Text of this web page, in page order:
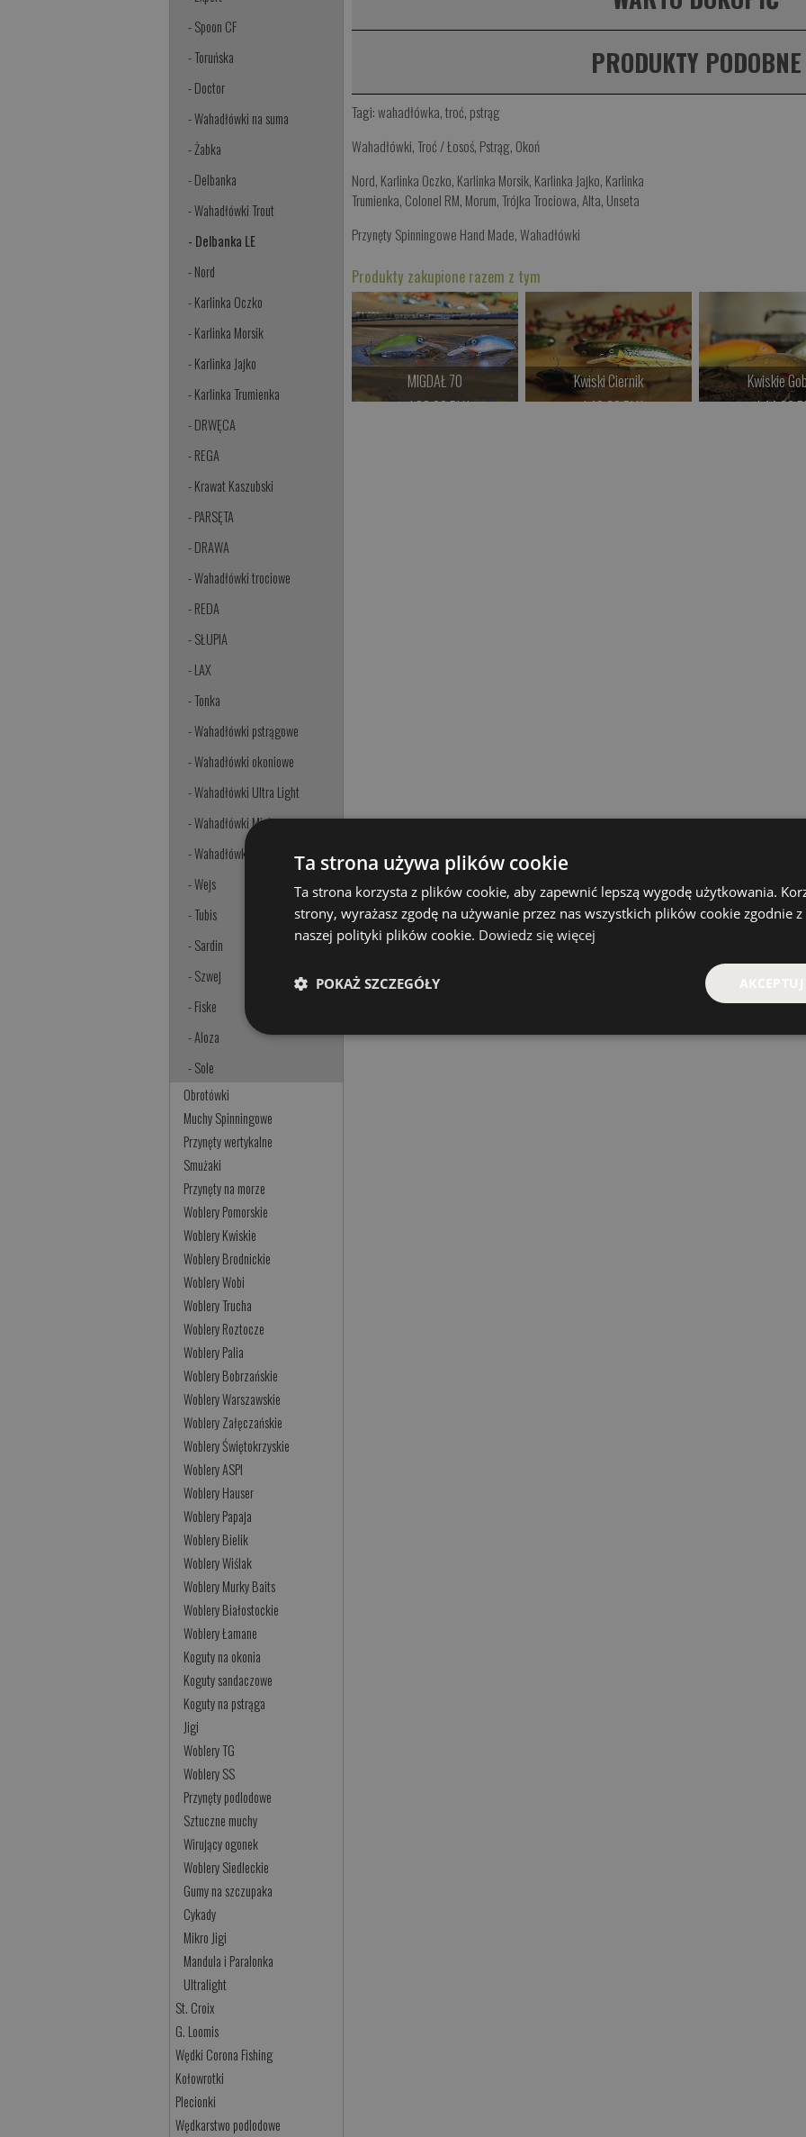
- Spoon CF
- Toruńska
- Doctor
- Wahadłówki na suma
- Żabka
- Delbanka
- Wahadłówki Trout
- Delbanka LE
- Nord
- Karlinka Oczko
- Karlinka Morsik
- Karlinka Jajko
- Karlinka Trumienka
- DRWĘCA
- REGA
- Krawat Kaszubski
- PARSĘTA
- DRAWA
- Wahadłówki trociowe
- REDA
- SŁUPIA
- LAX
- Tonka
- Wahadłówki pstrągowe
- Wahadłówki okoniowe
- Wahadłówki Ultra Light
- Wahadłówki Mini
- Wahadłówki Mikro
- Wejs
- Tubis
- Sardin
- Szwej
- Fiske
- Aloza
- Sole
Obrotówki
Muchy Spinningowe
Przynęty wertykalne
Smużaki
Przynęty na morze
Woblery Pomorskie
Woblery Kwiskie
Woblery Brodnickie
Woblery Wobi
Woblery Trucha
Woblery Roztocze
Woblery Palia
Woblery Bobrzańskie
Woblery Warszawskie
Woblery Załęczańskie
Woblery Świętokrzyskie
Woblery ASPI
Woblery Hauser
Woblery Papaja
Woblery Bielik
Woblery Wiślak
Woblery Murky Baits
Woblery Białostockie
Woblery Łamane
Koguty na okonia
Koguty sandaczowe
Koguty na pstrąga
Jigi
Woblery TG
Woblery SS
Przynęty podlodowe
Sztuczne muchy
Wirujący ogonek
Woblery Siedleckie
Gumy na szczupaka
Cykady
Mikro Jigi
Mandula i Paralonka
Ultralight
St. Croix
G. Loomis
Wędki Corona Fishing
Kołowrotki
Plecionki
Wędkarstwo podlodowe
PRODUKTY PODOBNE
Tagi:wahadłówka,troć, pstrąg
Wahadłówki,Troć / Łosoś, Pstrąg, Okoń
Nord, Karlinka Oczko, Karlinka Morsik, Karlinka Jajko, Karlinka
Trumienka, Colonel RM, Morum,Trójka Trociowa,Alta, Unseta
Przynęty Spinningowe Hand Made,Wahadłówki
Produkty zakupione razem z tym
MIGDAŁ 70
od 38.00 PLN
Kwiski Ciernik
od 42.00 PLN
Kwiskie
od 44.00
Ta strona używa plików cookie
Ta strona korzysta z plików cookie, aby zapewnić lepszą wygodę użytkowania.
strony, wyrażasz zgodę na używanie przez nas wszystkich plików cookie zgodnie
naszej polityki plików cookie. Dowiedz się więcej
POKAŻ SZCZEGÓŁY